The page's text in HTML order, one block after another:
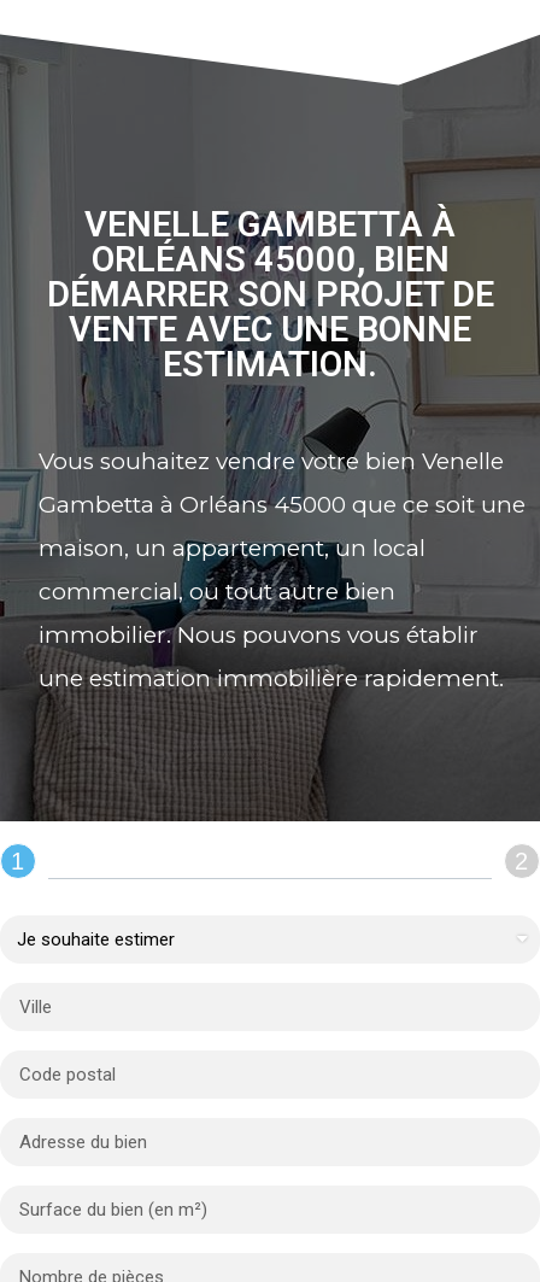
VENELLE GAMBETTA À
ORLÉANS 45000, BIEN
DÉMARRER SON PROJET DE
VENTE AVEC UNE BONNE
ESTIMATION.
Vous souhaitez vendre votre bien Venelle
Gambetta à Orléans 45000 que ce soit une
maison, un appartement, un local
commercial, ou tout autre bien
immobilier. Nous pouvons vous établir
une estimation immobilière rapidement.
REMPLIR LE FORMULAIRE :
1 2